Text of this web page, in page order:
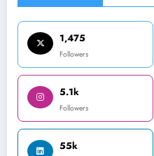
1,475
Followers
5.1k
Followers
55k